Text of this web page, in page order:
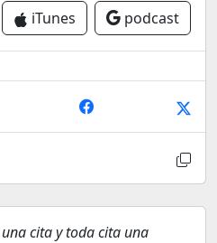
iTunes podcast
cita y toda cita una